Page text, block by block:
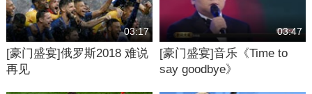
03:17
[豪门盛宴]俄罗斯2018 难说
再见
03:47
[豪门盛宴]音乐《Time to
say goodbye》